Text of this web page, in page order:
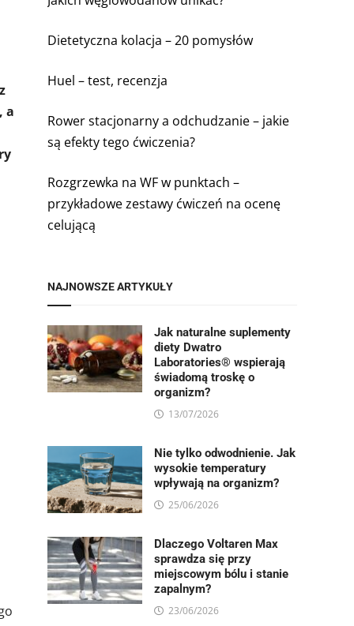
a
Dietetyczna kolacja – 20 pomysłów
Huel – test, recenzja
Rower stacjonarny a odchudzanie – jakie
są efekty tego ćwiczenia?
Rozgrzewka na WF w punktach –
przykładowe zestawy ćwiczeń na ocenę
celującą
NAJNOWSZE ARTYKUŁY
Jak naturalne suplementy
diety Dwatro
Laboratories® wspierają
świadomą troskę o
organizm?
13/07/2026
Nie tylko odwodnienie. Jak
wysokie temperatury
wpływają na organizm?
25/06/2026
Dlaczego Voltaren Max
sprawdza się przy
miejscowym bólu i stanie
zapalnym?
23/06/2026